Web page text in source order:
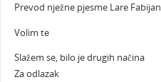
Prevod nježne pjesme Lare Fabijan
Volim te
Slažem se, bilo je drugih načina
Za odlazak